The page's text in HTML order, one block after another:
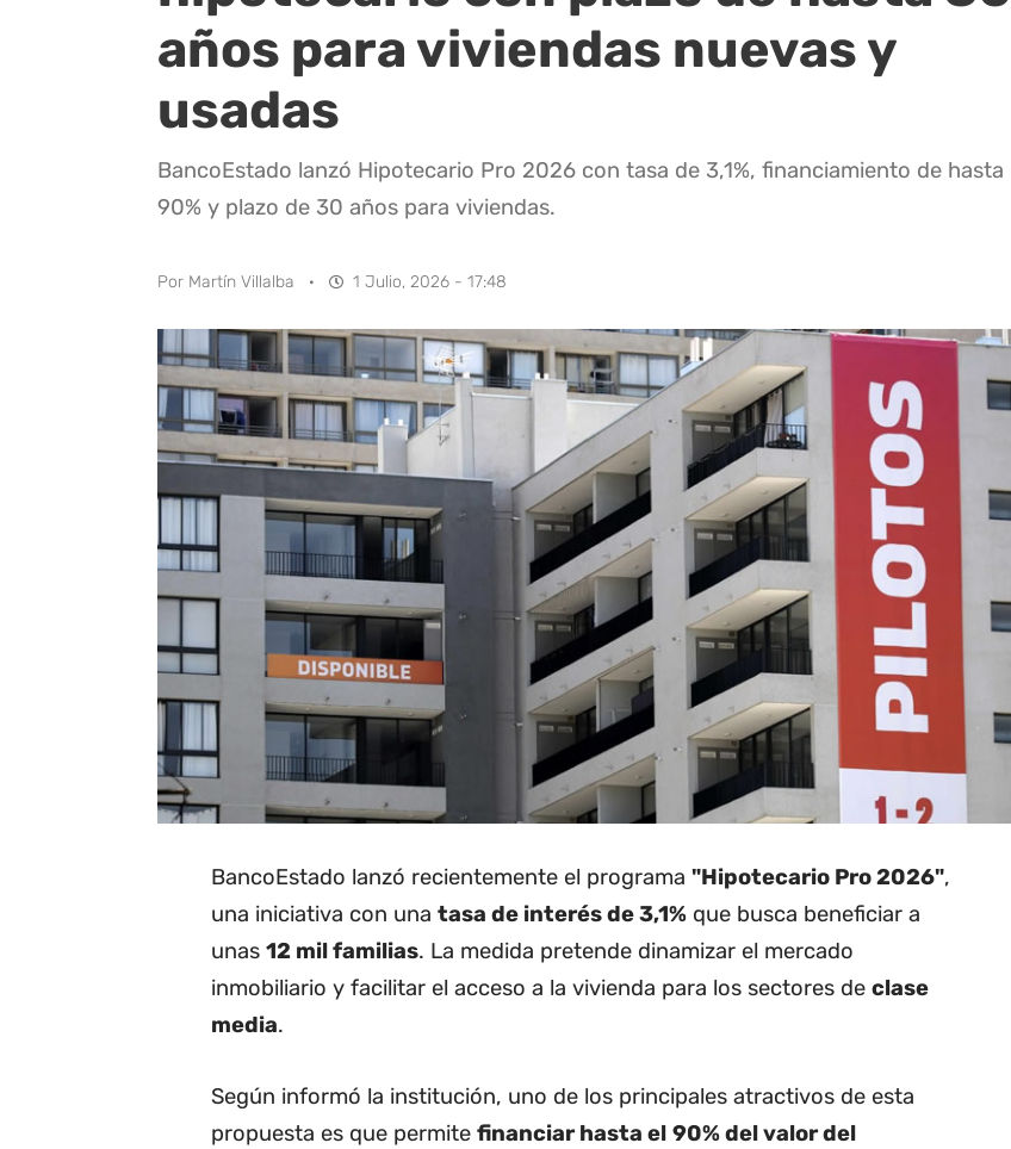
años para viviendas nuevas y
usadas
BancoEstado lanzó Hipotecario Pro 2026 con tasa de 3,1%, financiamiento de hasta
90% y plazo de 30 años para viviendas.
Por Martín Villalba · 1 Julio, 2026 - 17:48
BancoEstado lanzó recientemente el programa "Hipotecario Pro 2026",
una iniciativa con una tasa de interés de 3,1% que busca beneficiar a
unas 12 mil familias. La medida pretende dinamizar el mercado
inmobiliario y facilitar el acceso a la vivienda para los sectores de clase
media.
Según informó la institución, uno de los principales atractivos de esta
propuesta es que permite financiar hasta el 90% del valor del